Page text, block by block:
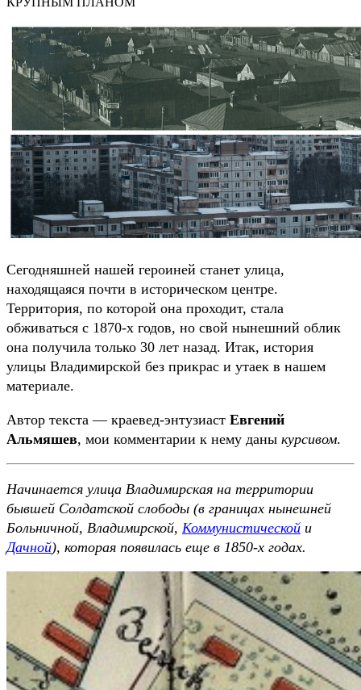
Сегодняшней нашей героиней станет улица,
находящаяся почти в историческом центре.
Территория, по которой она проходит, стала
обживаться с 1870-х годов, но свой нынешний облик
она получила только 30 лет назад. Итак, история
улицы Владимирской без прикрас и утаек в нашем
материале.
Автор текста — краевед-энтузиаст Евгений
Альмяшев, мои комментарии к нему даны курсивом.
Начинается улица Владимирская на территории
бывшей Солдатской слободы (в границах нынешней
Больничной, Владимирской, Коммунистической и
Дачной), которая появилась еще в 1850-х годах.